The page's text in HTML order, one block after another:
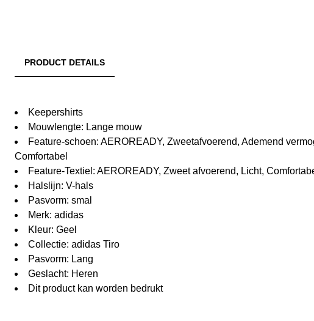
PRODUCT DETAILS
Keepershirts
Mouwlengte: Lange mouw
Feature-schoen: AEROREADY, Zweetafvoerend, Ademend
Comfortabel
Feature-Textiel: AEROREADY, Zweet afvoerend, Licht,
Halslijn: V-hals
Pasvorm: smal
Merk: adidas
Kleur: Geel
Collectie: adidas Tiro
Pasvorm: Lang
Geslacht: Heren
Dit product kan worden bedrukt